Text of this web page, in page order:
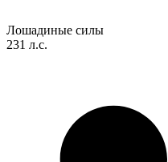
Лошадиные силы
231 л.с.